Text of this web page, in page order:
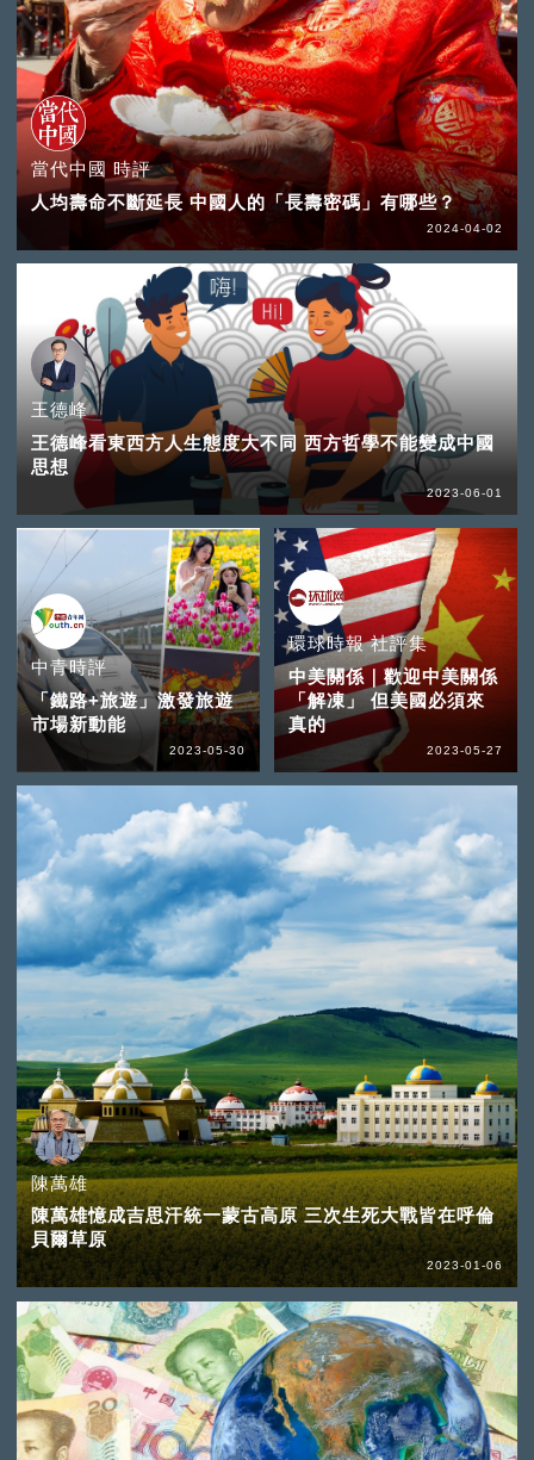
當代中國 時評
人均壽命不斷延長 中國人的「長壽密碼」有哪些？
2024-04-02
王德峰
王德峰看東西方人生態度大不同 西方哲學不能變成中國
思想
2023-06-01
中青時評
「鐵路+旅遊」激發旅遊
市場新動能
2023-05-30
環球時報 社評集
中美關係｜歡迎中美關係
「解凍」 但美國必須來
真的
2023-05-27
陳萬雄
陳萬雄憶成吉思汗統一蒙古高原 三次生死大戰皆在呼倫
貝爾草原
2023-01-06